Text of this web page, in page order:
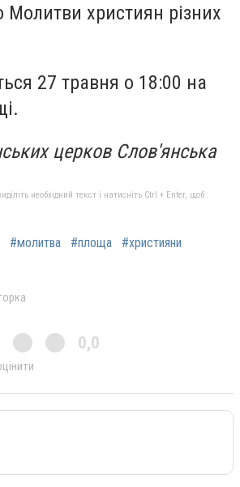
Молитви християн різних
27 травня о 18:00 на
церков Слов'янська
необхідний текст і натисніть Ctrl + Enter, щоб
#молитва #площа #християни
0,0